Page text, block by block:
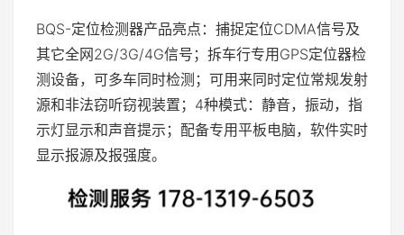
BQS-定位检测器产品亮点：捕捉定位CDMA信号及
其它全网2G/3G/4G信号；拆车行专用GPS定位器检
测设备，可多车同时检测；可用来同时定位常规发射
源和非法窃听窃视装置；4种模式：静音，振动，指
示灯显示和声音提示；配备专用平板电脑，软件实时
显示报源及报强度。